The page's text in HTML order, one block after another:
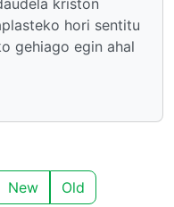
hori sentitu
gehiago egin ahal
New Old